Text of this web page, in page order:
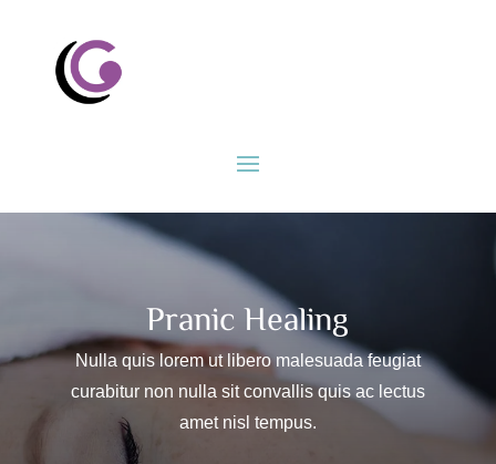
Pranic Healing
Nulla quis lorem ut libero malesuada feugiat
curabitur non nulla sit convallis quis ac lectus
amet nisl tempus.